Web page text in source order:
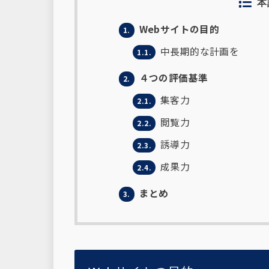
1. Webサイトの目的
1.1. 中長期的な計画を
2. ４つの評価基準
2.1. 集客力
2.2. 閲覧力
2.3. 誘導力
2.4. 成果力
3. まとめ